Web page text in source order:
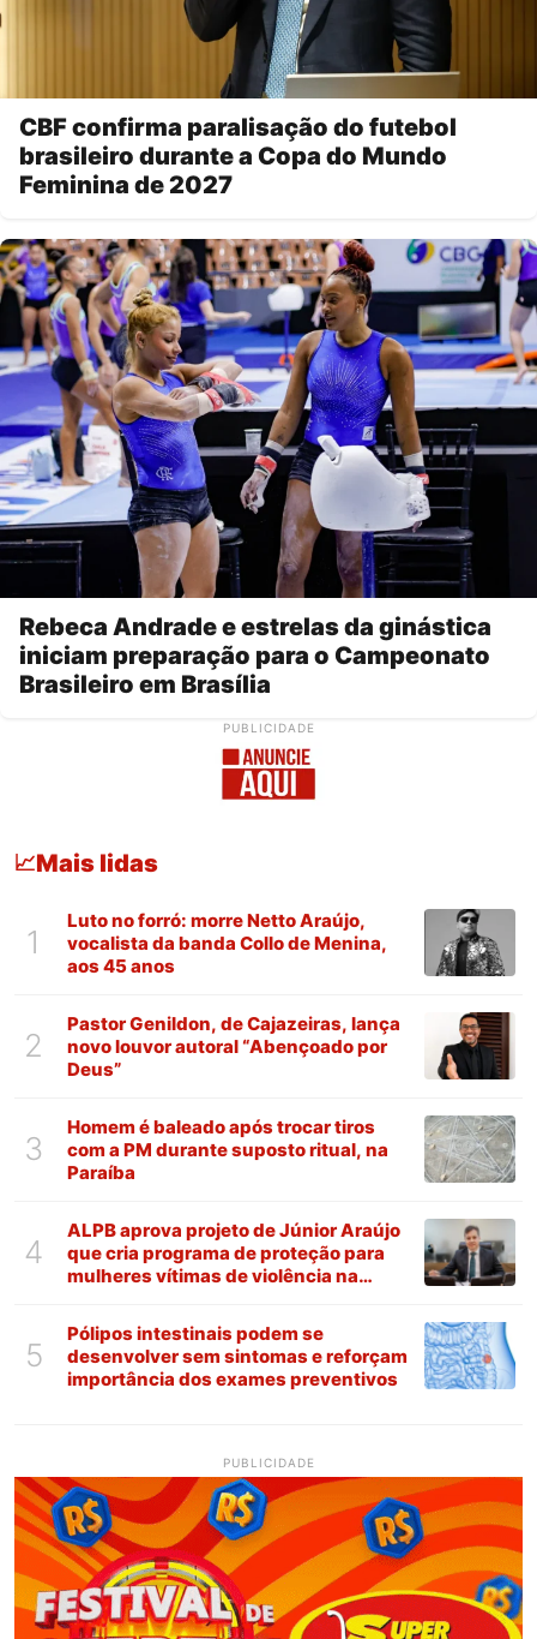
CBF confirma paralisação do futebol
brasileiro durante a Copa do Mundo
Feminina de 2027
Rebeca Andrade e estrelas da ginástica
iniciam preparação para o Campeonato
Brasileiro em Brasília
PUBLICIDADE
📈Mais lidas
1
Luto no forró: morre Netto Araújo,
vocalista da banda Collo de Menina,
aos 45 anos
2
Pastor Genildon, de Cajazeiras, lança
novo louvor autoral “Abençoado por
Deus”
3
Homem é baleado após trocar tiros
com a PM durante suposto ritual, na
Paraíba
4
ALPB aprova projeto de Júnior Araújo
que cria programa de proteção para
mulheres vítimas de violência na
5
Pólipos intestinais podem se
desenvolver sem sintomas e reforçam
importância dos exames preventivos
PUBLICIDADE